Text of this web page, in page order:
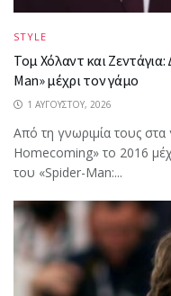
STYLE
Τομ Χόλαντ και
Man» μέχρι τον γάμο
1 ΑΥΓΟΎΣΤΟΥ, 2026
Από τη γνωριμία τους
Homecoming» το 2016
του «Spider-Man:...